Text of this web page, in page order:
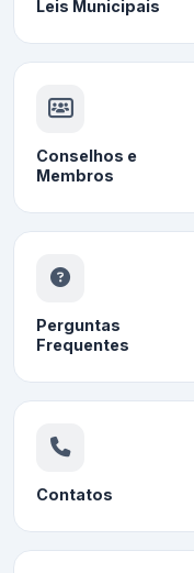
Leis Municipais
Conselhos e
Membros
Perguntas
Frequentes
Contatos